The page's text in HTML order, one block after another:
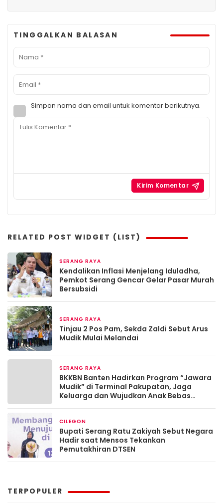
TINGGALKAN BALASAN
Simpan nama dan email untuk komentar berikutnya.
RELATED POST WIDGET (LIST)
SERANG RAYA
Kendalikan Inflasi Menjelang Iduladha,
Pemkot Serang Gencar Gelar Pasar Murah
Bersubsidi
SERANG RAYA
Tinjau 2 Pos Pam, Sekda Zaldi Sebut Arus
Mudik Mulai Melandai
SERANG RAYA
BKKBN Banten Hadirkan Program “Jawara
Mudik” di Terminal Pakupatan, Jaga
Keluarga dan Wujudkan Anak Bebas
CILEGON
Bupati Serang Ratu Zakiyah Sebut Negara
Hadir saat Mensos Tekankan
Pemutakhiran DTSEN
TERPOPULER